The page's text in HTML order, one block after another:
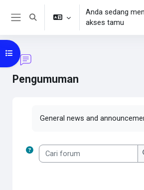
Lewati ke konten utama
Alihkan input pencarian
Anda sedang
akses tamu
Pengumuman
Buka indeks kursus
General news and
Cari forum